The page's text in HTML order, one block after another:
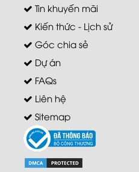
Tin khuyến mãi
Kiến thức - Lịch sử
Góc chia sẻ
Dự án
FAQs
Liên hệ
Sitemap